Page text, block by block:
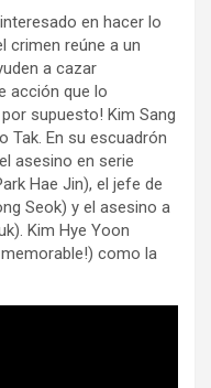
en hacer lo
crimen reúne a un
a cazar
acción que lo
supuesto! Kim Sang
Tak. En su escuadrón
asesino en serie
Hae Jin), el jefe de
Seok) y el asesino a
Kim Hye Yoon
como la